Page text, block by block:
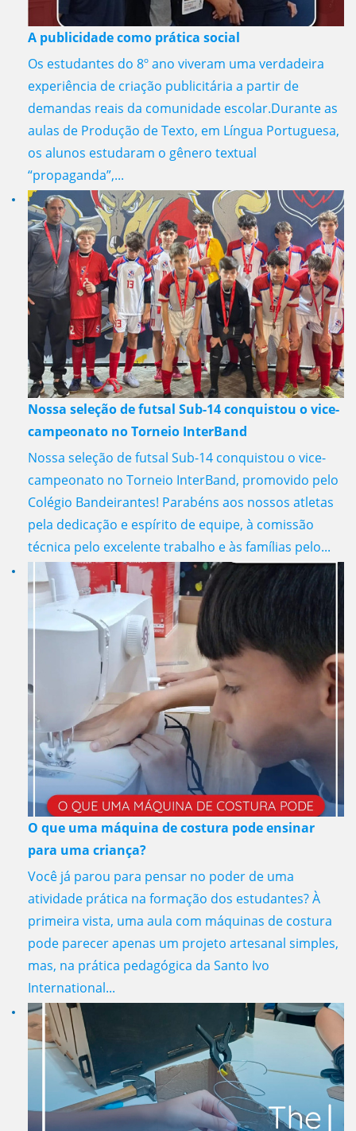
A publicidade como prática social
Os estudantes do 8º ano viveram uma verdadeira
experiência de criação publicitária a partir de
demandas reais da comunidade escolar.Durante as
aulas de Produção de Texto, em Língua Portuguesa,
os alunos estudaram o gênero textual
“propaganda”,...
Nossa seleção de futsal Sub-14 conquistou o vice-
campeonato no Torneio InterBand
Nossa seleção de futsal Sub-14 conquistou o vice-
campeonato no Torneio InterBand, promovido pelo
Colégio Bandeirantes! Parabéns aos nossos atletas
pela dedicação e espírito de equipe, à comissão
técnica pelo excelente trabalho e às famílias pelo...
O que uma máquina de costura pode ensinar
para uma criança?
Você já parou para pensar no poder de uma
atividade prática na formação dos estudantes? À
primeira vista, uma aula com máquinas de costura
pode parecer apenas um projeto artesanal simples,
mas, na prática pedagógica da Santo Ivo
International...